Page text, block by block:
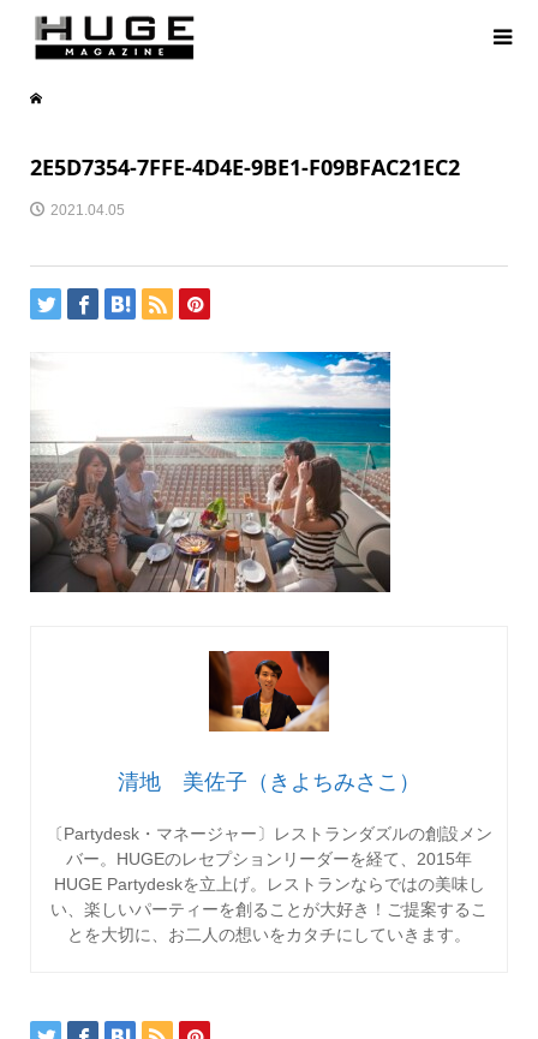
2E5D7354-7FFE-4D4E-9BE1-F09BFAC21EC2
2021.04.05
清地 美佐子（きよちみさこ）
〔Partydesk・マネージャー〕レストランダズルの創設メン
バー。HUGEのレセプションリーダーを経て、2015年
HUGE Partydeskを立上げ。レストランならではの美味し
い、楽しいパーティーを創ることが大好き！ご提案するこ
とを大切に、お二人の想いをカタチにしていきます。